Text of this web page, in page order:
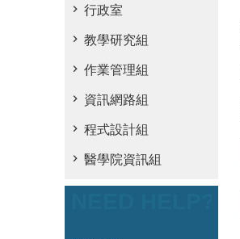
行政室
教學研究組
作業管理組
資訊網路組
程式設計組
醫學院資訊組